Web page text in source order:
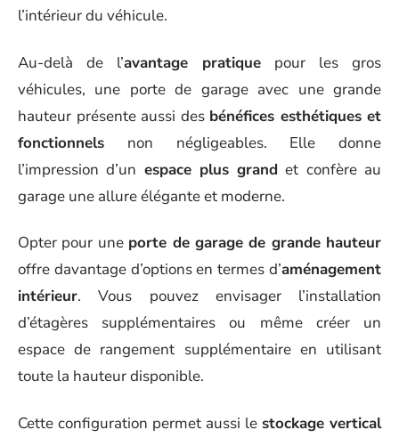
l’intérieur du véhicule.
Au-delà de l’avantage pratique pour les gros
véhicules, une porte de garage avec une grande
hauteur présente aussi des bénéfices esthétiques et
fonctionnels non négligeables. Elle donne
l’impression d’un espace plus grand et confère au
garage une allure élégante et moderne.
Opter pour une porte de garage de grande hauteur
offre davantage d’options en termes d’aménagement
intérieur. Vous pouvez envisager l’installation
d’étagères supplémentaires ou même créer un
espace de rangement supplémentaire en utilisant
toute la hauteur disponible.
Cette configuration permet aussi le stockage vertical